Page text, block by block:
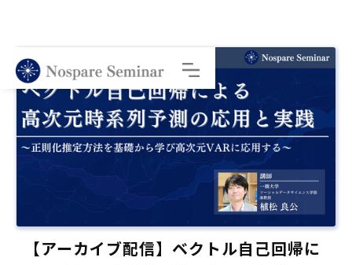
【アーカイブ配信】ベクトル自己回帰に